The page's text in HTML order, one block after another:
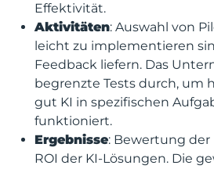
Effektivität.
Aktivitäten: Auswahl von
leicht zu implementieren
Feedback liefern. Das
begrenzte Tests durch, um
gut KI in spezifischen
funktioniert.
Ergebnisse: Bewertung
ROI der KI-Lösungen. Die